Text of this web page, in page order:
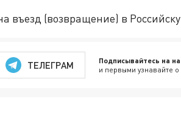
въезд (возвращение) в
ТЕЛЕГРАМ Подписывайтесь на
и первыми узнавайте